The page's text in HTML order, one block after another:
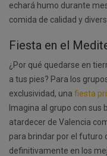
echará humo durante
comida de calidad y
Fiesta en el
¿Por qué quedarse en
a tus pies? Para los
exclusividad, una fiesta
Imagina al grupo con sus
atardecer de Valencia
para brindar por el futuro
definitivamente en los